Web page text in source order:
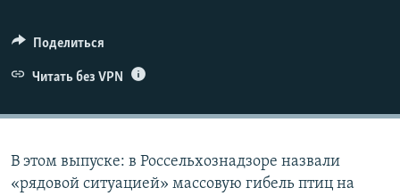
Поделиться
Читать без VPN
В этом выпуске: в Россельхознадзоре назвали
«рядовой ситуацией» массовую гибель птиц на